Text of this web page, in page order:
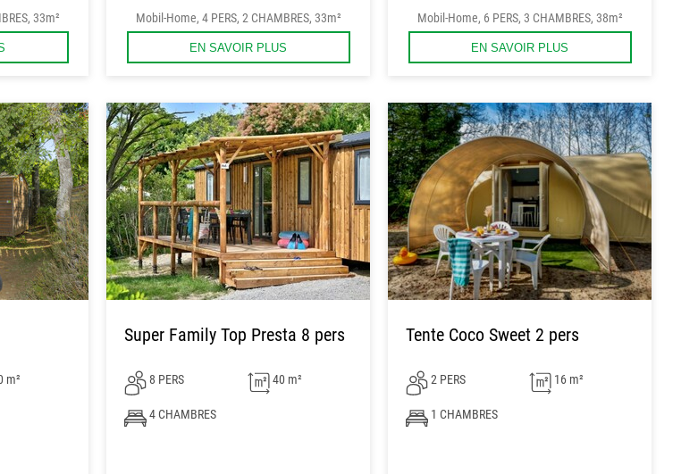
33m² Mobil-Home, 4 PERS, 2 CHAMBRES, 33m²
EN SAVOIR PLUS
Mobil-Home, 6 PERS, 3 CHAMBRES, 38m²
EN SAVOIR PLUS
m²
Super Family Top Presta 8 pers
8 PERS 40 m²
4 CHAMBRES
Tente Coco Sweet 2 pers
2 PERS 16 m²
1 CHAMBRES